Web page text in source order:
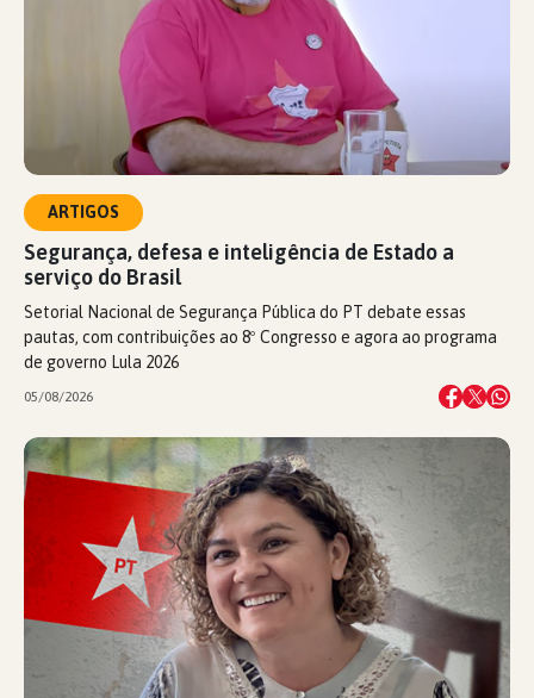
ARTIGOS
Segurança, defesa e inteligência de Estado a
serviço do Brasil
Setorial Nacional de Segurança Pública do PT debate essas
pautas, com contribuições ao 8º Congresso e agora ao programa
de governo Lula 2026
05/08/2026